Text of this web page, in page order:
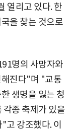
열리고 있다. 한
을 찾는 것으로
명의 사망자와
해진다"며 "교통
생명을 잃는 청
종 축제가 있을
고 강조했다. 이